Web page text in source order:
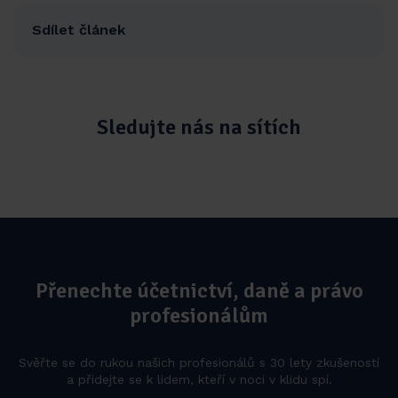
Sdílet článek
Sledujte nás na sítích
Přenechte účetnictví, daně a právo
profesionálům
Svěřte se do rukou našich profesionálů s 30 lety zkušeností
a přidejte se k lidem, kteří v noci v klidu spí.